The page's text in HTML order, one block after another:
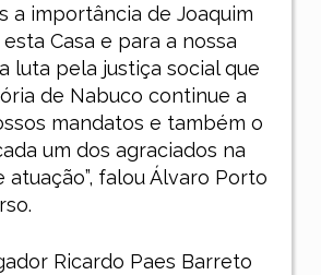
a importância de Joaquim
Casa e para a nossa
luta pela justiça social que
de Nabuco continue a
mandatos e também o
um dos agraciados na
atuação”, falou Álvaro Porto
Ricardo Paes Barreto